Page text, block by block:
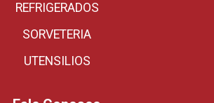
REFRIGERADOS
SORVETERIA
UTENSILIOS